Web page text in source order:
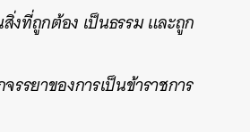
งที่ถูกต้อง เป็นธรรม และถูก
รยาของการเป็นข้าราชการ